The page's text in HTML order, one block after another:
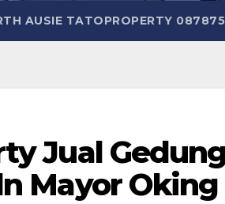
AUSIE TATOPROPERTY
Jual
Mayor Oking